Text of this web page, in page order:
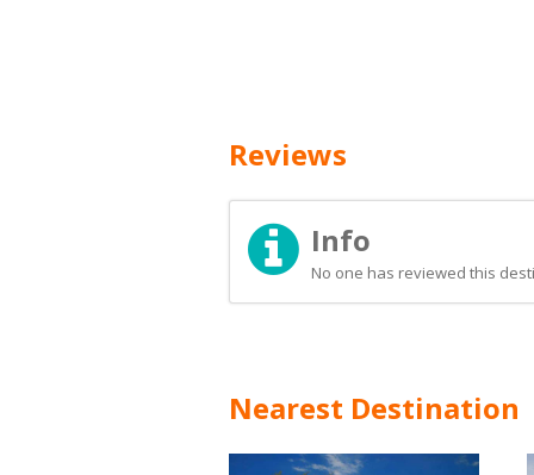
Reviews
Info
No one has reviewed this
Nearest Destination